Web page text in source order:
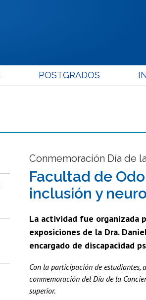
POSTGRADOS
Conmemoración Día de
Facultad de
inclusión y
La actividad fue organizada
exposiciones de la Dra.
encargado de discapacidad
Con la participación de estudiantes,
conmemoración del Día de la
superior.